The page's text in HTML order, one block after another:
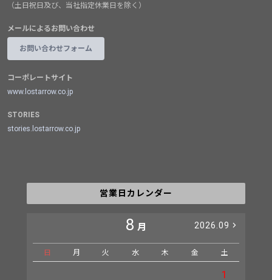
（土日祝日及び、当社指定休業日を除く）
メールによるお問い合わせ
お問い合わせフォーム
コーポレートサイト
www.lostarrow.co.jp
STORIES
stories.lostarrow.co.jp
営業日カレンダー
8 月 2026.09
日 月 火 水 木 金 土
1